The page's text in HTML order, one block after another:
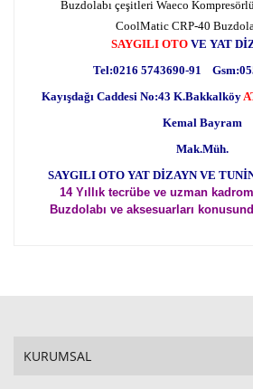
Buzdolabı çeşitleri Waeco
CoolMatic CRP-40
SAYGILI OTO VE YAT
Tel:0216 5743690-91
Kayışdağı Caddesi No:43 K.Bakkalköy
Kemal Bayram
Mak.Müh.
SAYGILI OTO YAT DİZAYN VE
14 Yıllık tecrübe ve uzman
Buzdolabı ve aksesuarları
KURUMSAL